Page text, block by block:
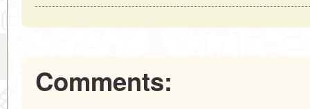
Comments: